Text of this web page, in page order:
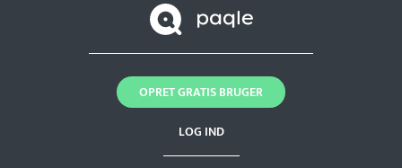
LOG IND
OPRET GRATIS BRUGER